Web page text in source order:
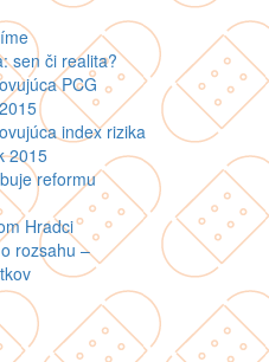
sen či realita?
PCG
index rizika
2015
reformu
Hradci
rozsahu –